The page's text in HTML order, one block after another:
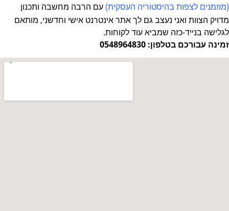
(מוזמנים לצפות בהיסטוריה העסקית)עם הרבה מחשבה ותכנון
מדויק הצוות ואני נעצב גם לך אתר אינטרנט אישי וחדשני, מותאם
לגלישה בנייד-כזה שמביא עוד לקוחות.
זמינה עבורכם בטלפון: 0548964830